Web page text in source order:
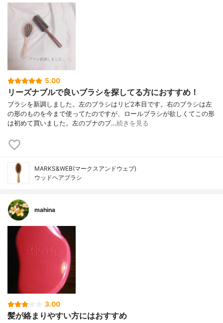
5.00
リーズナブルで良いブラシを探してる方におすすめ！
ブラシを新調しました。左のブラシはリピ2本目です。右のブラシは左
の形のものを今まで使ってたのですが、ロールブラシが欲しくてこの形
は初めて買いました。左のブナのブ…続きを見る
MARKS&WEB(マークスアンドウェブ)
ウッドヘアブラシ
mahina
3.00
髪が絡まりやすい方にはおすすめ